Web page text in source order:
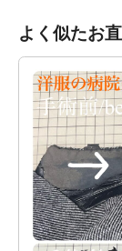
よく似たお